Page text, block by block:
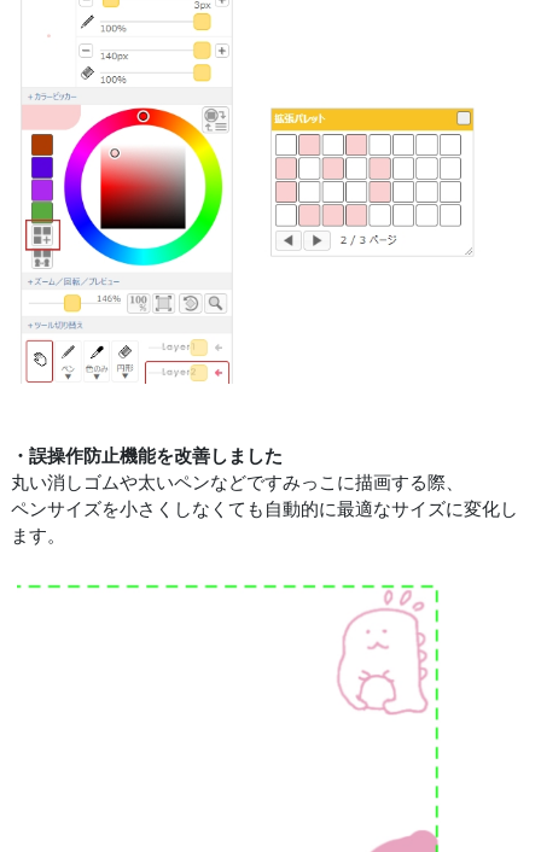
・誤操作防止機能を改善しました
丸い消しゴムや太いペンなどですみっこに描画する際、
ペンサイズを小さくしなくても自動的に最適なサイズに変化し
ます。